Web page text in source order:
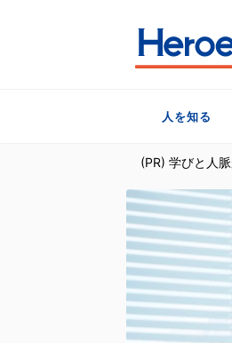
人を知る
(PR) 学びと人